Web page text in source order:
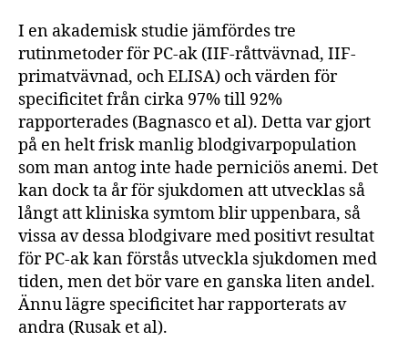
I en akademisk studie jämfördes tre
rutinmetoder för PC-ak (IIF-råttvävnad, IIF-
primatvävnad, och ELISA) och värden för
specificitet från cirka 97% till 92%
rapporterades (Bagnasco et al). Detta var gjort
på en helt frisk manlig blodgivarpopulation
som man antog inte hade perniciös anemi. Det
kan dock ta år för sjukdomen att utvecklas så
långt att kliniska symtom blir uppenbara, så
vissa av dessa blodgivare med positivt resultat
för PC-ak kan förstås utveckla sjukdomen med
tiden, men det bör vare en ganska liten andel.
Ännu lägre specificitet har rapporterats av
andra (Rusak et al).